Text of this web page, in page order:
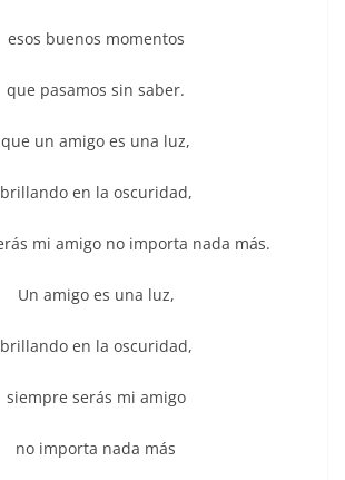
esos buenos momentos
que pasamos sin saber.
que un amigo es una luz,
brillando en la oscuridad,
mi amigo no importa nada más.
Un amigo es una luz,
brillando en la oscuridad,
siempre serás mi amigo
no importa nada más